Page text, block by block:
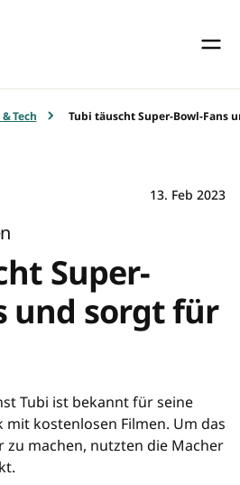
& Tech Tubi täuscht Super-Bowl-Fans
13. Feb 2023
Super-
und sorgt für
Tubi ist bekannt für seine
kostenlosen Filmen. Um das
zu machen, nutzten die Macher